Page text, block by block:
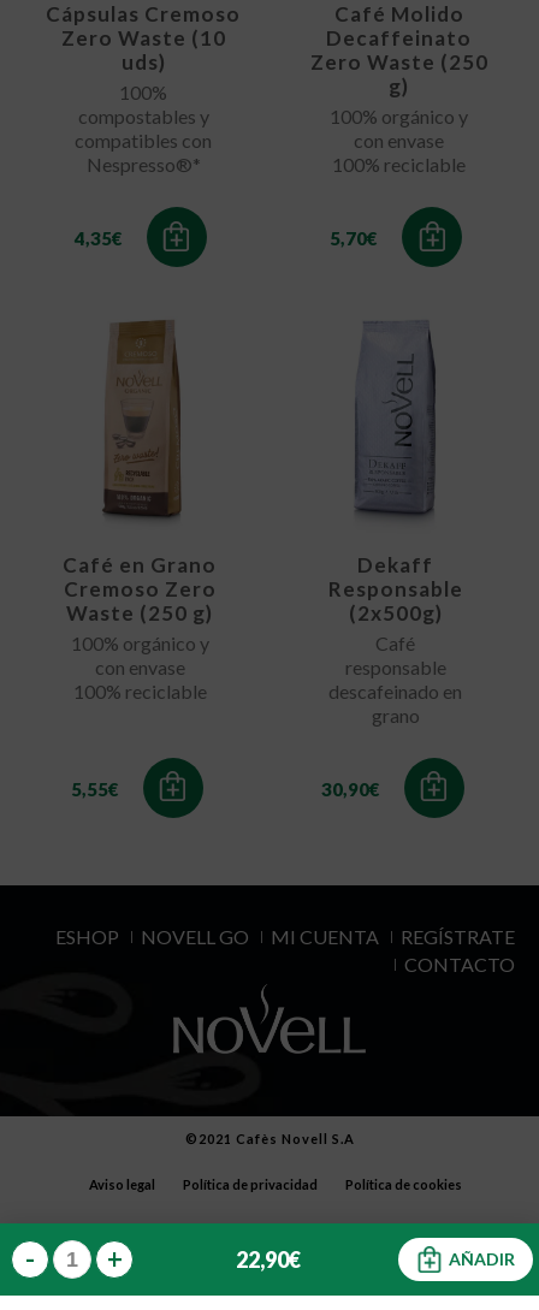
- + 22,90€ AÑADIR
4,35€
Cápsulas Cremoso
Zero Waste (10
uds)
100%
compostables y
compatibles con
Nespresso®*
5,70€
Café Molido
Decaffeinato
Zero Waste (250
g)
100% orgánico y
con envase
100% reciclable
5,55€
Café en Grano
Cremoso Zero
Waste (250 g)
100% orgánico y
con envase
100% reciclable
30,90€
Dekaff
Responsable
(2x500g)
Café
responsable
descafeinado en
grano
ESHOP NOVELL GO MI CUENTA
REGÍSTRATE
CONTACTO
©2021 Cafès Novell S.A
Aviso legal Política de privacidad Política de cookies
Política de seguridad alimentaria Mi cuenta/Regístrate
Condiciones generales